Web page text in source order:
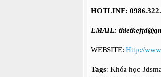
HOTLINE:
EMAIL:
WEBSITE: Http://
Tags: Khóa học